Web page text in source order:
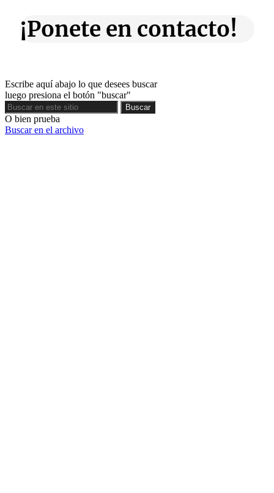
¡Ponete en contacto!
Escribe aquí abajo lo que desees buscar
luego presiona el botón "buscar"
Buscar
Buscar
O bien prueba
Buscar en el archivo